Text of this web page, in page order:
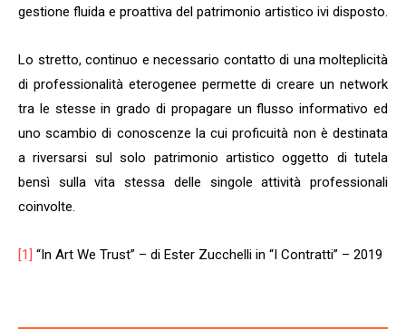
gestione fluida e proattiva del patrimonio artistico ivi disposto.
Lo stretto, continuo e necessario contatto di una molteplicità
di professionalità eterogenee permette di creare un network
tra le stesse in grado di propagare un flusso informativo ed
uno scambio di conoscenze la cui proficuità non è destinata
a riversarsi sul solo patrimonio artistico oggetto di tutela
bensì sulla vita stessa delle singole attività professionali
coinvolte.
[1] “In Art We Trust” – di Ester Zucchelli in “I Contratti” – 2019